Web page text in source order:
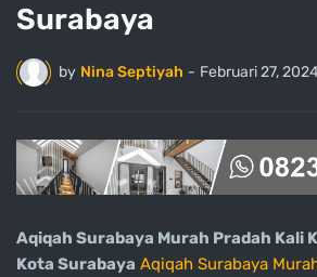
Surabaya
by Nina Septiyah - Februari 27, 2024
Aqiqah Surabaya Murah Pradah Kali
Kota Surabaya Aqiqah Surabaya